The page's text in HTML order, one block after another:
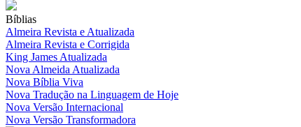
Bíblias
Almeira Revista e Atualizada
Almeira Revista e Corrigida
King James Atualizada
Nova Almeida Atualizada
Nova Bíblia Viva
Nova Tradução na Linguagem de Hoje
Nova Versão Internacional
Nova Versão Transformadora